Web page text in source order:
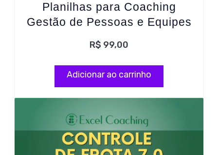
Planilhas para Coaching
Gestão de Pessoas e Equipes
R$ 99,00
Adicionar ao carrinho